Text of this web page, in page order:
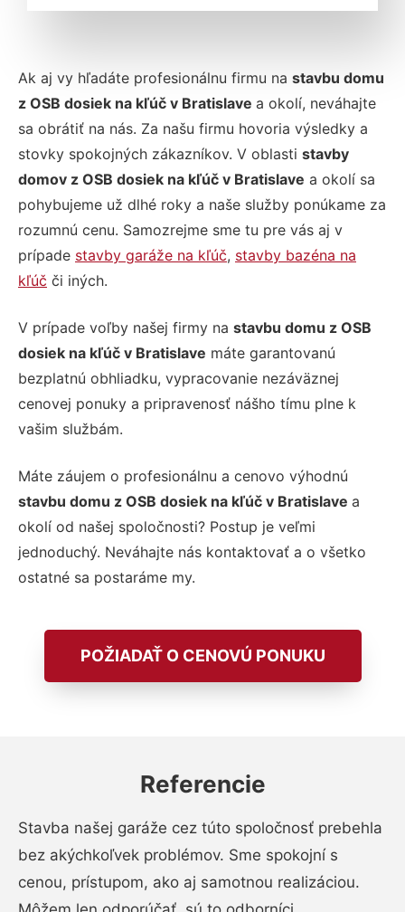
Ak aj vy hľadáte profesionálnu firmu na stavbu domu
z OSB dosiek na kľúč v Bratislave a okolí, neváhajte
sa obrátiť na nás. Za našu firmu hovoria výsledky a
stovky spokojných zákazníkov. V oblasti stavby
domov z OSB dosiek na kľúč v Bratislave a okolí sa
pohybujeme už dlhé roky a naše služby ponúkame za
rozumnú cenu. Samozrejme sme tu pre vás aj v
prípade stavby garáže na kľúč, stavby bazéna na
kľúč či iných.
V prípade voľby našej firmy na stavbu domu z OSB
dosiek na kľúč v Bratislave máte garantovanú
bezplatnú obhliadku, vypracovanie nezáväznej
cenovej ponuky a pripravenosť nášho tímu plne k
vašim službám.
Máte záujem o profesionálnu a cenovo výhodnú
stavbu domu z OSB dosiek na kľúč v Bratislave a
okolí od našej spoločnosti? Postup je veľmi
jednoduchý. Neváhajte nás kontaktovať a o všetko
ostatné sa postaráme my.
POŽIADAŤ O CENOVÚ PONUKU
Referencie
Stavba našej garáže cez túto spoločnosť prebehla
bez akýchkoľvek problémov. Sme spokojní s
cenou, prístupom, ako aj samotnou realizáciou.